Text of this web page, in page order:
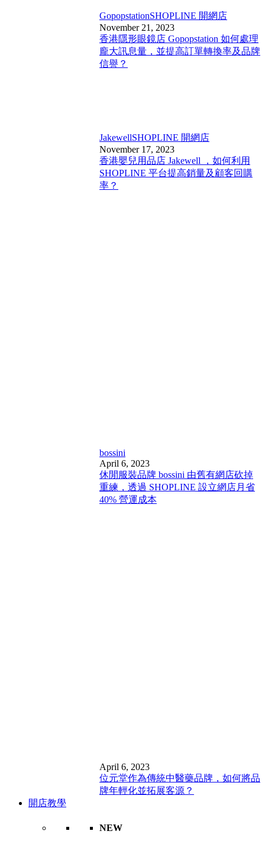
GopopstationSHOPLINE 開網店
November 21, 2023
香港隱形眼鏡店 Gopopstation 如何處理
龐大訊息量，並提高訂單轉換率及品牌
信譽？
JakewellSHOPLINE 開網店
November 17, 2023
香港嬰兒用品店 Jakewell ，如何利用
SHOPLINE 平台提高銷量及顧客回購
率？
bossini
April 6, 2023
休閒服裝品牌 bossini 由舊有網店砍掉
重練，透過 SHOPLINE 設立網店月省
40% 營運成本
April 6, 2023
位元堂作為傳統中醫藥品牌，如何將品
牌年輕化並拓展客源？
開店教學
NEW